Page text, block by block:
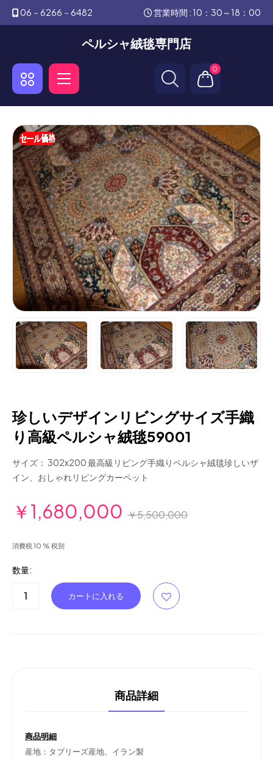
06－6266－6482 営業時間 : 10：30～18：00
ペルシャ絨毯専門店
0
珍しいデザインリビングサイズ手織
り高級ペルシャ絨毯59001
サイズ： 302x200 最高級リビング手織りペルシャ絨毯珍しいザ
イン、おしゃれリビングカーペット
￥1,680,000 ￥5,500,000
消費税 10 % 税別
数量:
商品詳細
商品明細
産地：タブリーズ産地、イラン製